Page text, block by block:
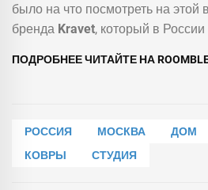
было на что посмотреть на этой
бренда Kravet, который в России
ПОДРОБНЕЕ ЧИТАЙТЕ НА
РОССИЯ МОСКВА ДОМ
КОВРЫ
СТУДИЯ